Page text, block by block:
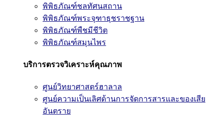
พิพิธภัณฑ์ชลทัศนสถาน
พิพิธภัณฑ์พระจุฑาธุชราชฐาน
พิพิธภัณฑ์พืชมีชีวิต
พิพิธภัณฑ์สมุนไพร
บริการตรวจวิเคราะห์คุณภาพ
ศูนย์วิทยาศาสตร์ฮาลาล
ศูนย์ความเป็นเลิศด้านการจัดการสารและของเสีย
อันตราย